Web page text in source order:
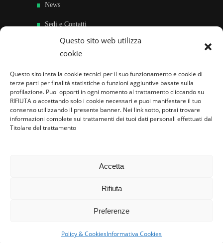
Questo sito web utilizza
cookie
Questo sito installa cookie tecnici per il suo funzionamento e cookie di
terze parti per finalità statistiche o funzioni aggiuntive basate sulla
profilazione. Puoi opporti in ogni momento al trattamento cliccando su
RIFIUTA o accettando solo i cookie necessari e puoi manifestare il tuo
consenso utilizzando il presente banner. Nei link sotto, potrai trovare
informazioni complete sui trattamenti dei tuoi dati personali effettuati dal
Titolare del trattamento
Accetta
Rifiuta
Preferenze
Policy & CookiesInformativa Cookies
News
Sedi e Contatti
Sostieni
Famiglie per l’accoglienza nel mondo